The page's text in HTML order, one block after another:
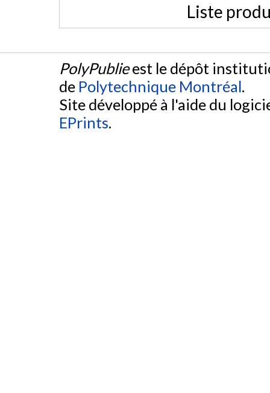
Liste
PolyPublieest le dépôt
de Polytechnique Montréal.
Site développé à l'aide du
EPrints.